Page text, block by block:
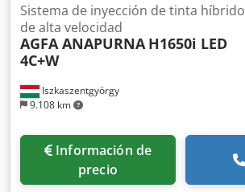
Iszkaszentgyörgy
9.108 km
Sistema de inyección de tinta híbrido
de alta velocidad
AGFA ANAPURNA H1650i LED
4C+W
Información de
precio